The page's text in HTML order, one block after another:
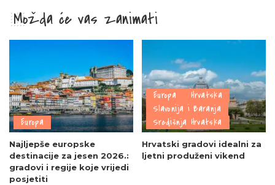
Možda će vas zanimati
Europa
Najljepše europske
destinacije za jesen 2026.:
gradovi i regije koje vrijedi
posjetiti
Europa
Hrvatska
Slavonija i Baranja
Središnja Hrvatska
Hrvatski gradovi idealni za
ljetni produženi vikend